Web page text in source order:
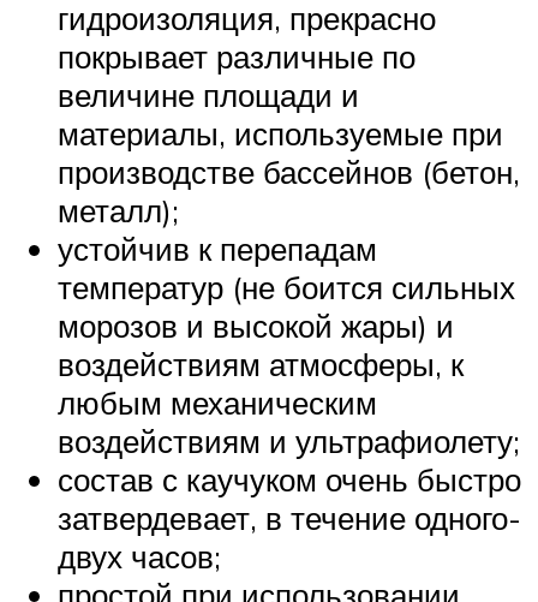
гидроизоляция, прекрасно
покрывает различные по
величине площади и
материалы, используемые при
производстве бассейнов (бетон,
металл);
устойчив к перепадам
температур (не боится сильных
морозов и высокой жары) и
воздействиям атмосферы, к
любым механическим
воздействиям и ультрафиолету;
состав с каучуком очень быстро
затвердевает, в течение одного-
двух часов;
простой при использовании,